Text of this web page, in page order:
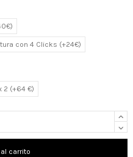
con 4 Clicks (+24€)
2 (+64 €)
carrito